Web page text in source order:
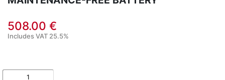
508.00 €
Includes VAT 25.5%